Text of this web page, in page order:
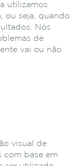
utilizamos
ou seja, quando
Nós
de
vai ou não
visual de
com base em